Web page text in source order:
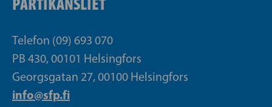
Telefon (09) 693 070
PB 430, 00101 Helsingfors
Georgsgatan 27, 00100 Helsingfors
info@sfp.fi